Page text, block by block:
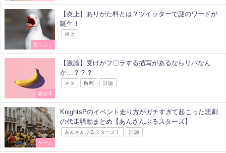
暇つぶし
【炎上】ありがた料とは？ツイッターで謎のワードが
誕生！
炎上
腐女子
【激論】受けがフ〇ラする描写があるならリバなん
か…？？？
ネタ 解釈 討論
ゲーム
KnightsPのイベント走り方がガチすぎて起こった悲劇
の代走騒動まとめ【あんさんぶるスターズ】
あんさんぶるスターズ！ 討論